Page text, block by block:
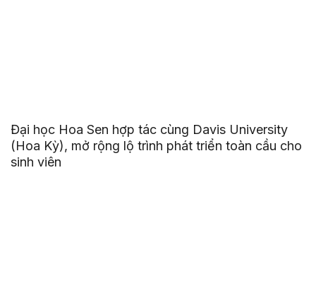
Đại học Hoa Sen hợp tác cùng Davis University
(Hoa Kỳ), mở rộng lộ trình phát triển toàn cầu cho
sinh viên